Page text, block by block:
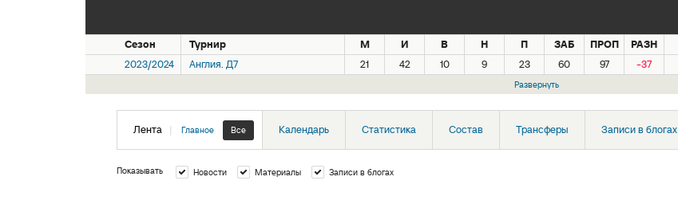
Сезон Турнир М И В Н П ЗАБ ПРОП РАЗН
2023/2024
Англия. Д7 21 42 10 9 23 60 97 -37
Развернуть
Лента | Главное Все Календарь Статистика Состав Трансферы Записи в блогах
Показывать Новости Материалы Записи в блогах